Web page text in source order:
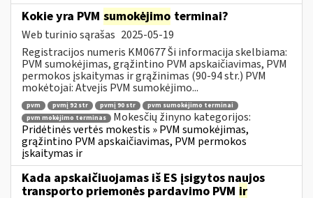
Kokie yra PVM sumokėjimo terminai?
Web turinio sąrašas 2025-05-19
Registracijos numeris KM0677 Ši informacija skelbiama:
PVM sumokėjimas, grąžintino PVM apskaičiavimas, PVM
permokos įskaitymas ir grąžinimas (90-94 str.) PVM
mokėtojai: Atvejis PVM sumokėjimo...
pvm pvmį 92 str pvmį 90 str
pvm sumokėjimo terminai
pvm mokėjimo terminas
Mokesčių žinyno kategorijos:
Pridėtinės vertės mokestis » PVM sumokėjimas,
grąžintino PVM apskaičiavimas, PVM permokos
įskaitymas ir
Kada apskaičiuojamas iš ES įsigytos naujos
transporto priemonės pardavimo PVM ir